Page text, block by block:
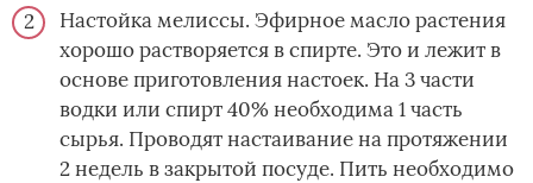
Настойка мелиссы. Эфирное масло растения
хорошо растворяется в спирте. Это и лежит в
основе приготовления настоек. На 3 части
водки или спирт 40% необходима 1 часть
сырья. Проводят настаивание на протяжении
2 недель в закрытой посуде. Пить необходимо